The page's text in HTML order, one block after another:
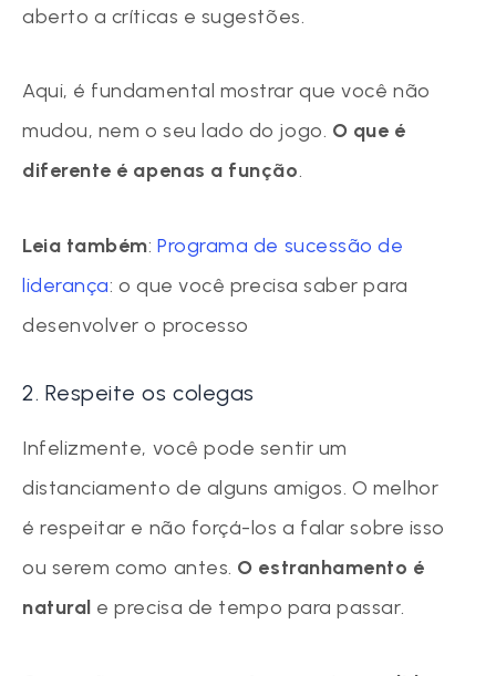
aberto a críticas e sugestões.
Aqui, é fundamental mostrar que você não
mudou, nem o seu lado do jogo. O que é
diferente é apenas a função.
Leia também:Programa de sucessão de
liderança: o que você precisa saber para
desenvolver o processo
2. Respeite os colegas
Infelizmente, você pode sentir um
distanciamento de alguns amigos. O melhor
é respeitar e não forçá-los a falar sobre isso
ou serem como antes. O estranhamento é
natural e precisa de tempo para passar.